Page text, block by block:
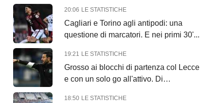
20:06 LE STATISTICHE
Cagliari e Torino agli antipodi: una
questione di marcatori. E nei primi 30'...
19:21 LE STATISTICHE
Grosso ai blocchi di partenza col Lecce
e con un solo go all'attivo. Di
18:50 LE STATISTICHE